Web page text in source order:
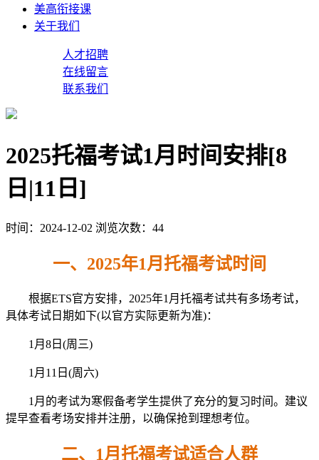
美高衔接课
关于我们
人才招聘
在线留言
联系我们
2025托福考试1月时间安排[8
日|11日]
时间：2024-12-02 浏览次数：44
一、2025年1月托福考试时间
根据ETS官方安排，2025年1月托福考试共有多场考试，
具体考试日期如下(以官方实际更新为准)：
1月8日(周三)
1月11日(周六)
1月的考试为寒假备考学生提供了充分的复习时间。建议
提早查看考场安排并注册，以确保抢到理想考位。
二、1月托福考试适合人群